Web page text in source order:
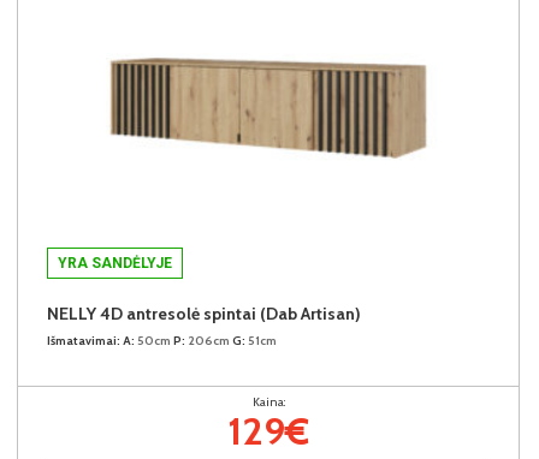
YRA SANDĖLYJE
NELLY 4D antresolė spintai (Dab Artisan)
Išmatavimai: A: 50cm P: 206cm G: 51cm
Kaina:
129€